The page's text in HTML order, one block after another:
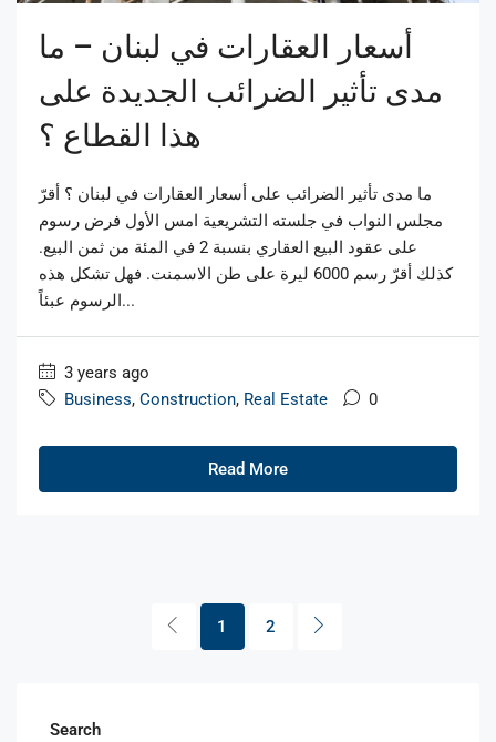
أسعار العقارات في لبنان – ما
مدى تأثير الضرائب الجديدة على
هذا القطاع ؟
ما مدى تأثير الضرائب على أسعار العقارات في لبنان ؟ أقرّ
مجلس النواب في جلسته التشريعية امس الأول فرض رسوم
على عقود البيع العقاري بنسبة 2 في المئة من ثمن البيع.
كذلك أقرّ رسم 6000 ليرة على طن الاسمنت. فهل تشكل هذه
الرسوم عبئاً...
3 years ago
Business, Construction, Real Estate 0
Read More
1 2
Search